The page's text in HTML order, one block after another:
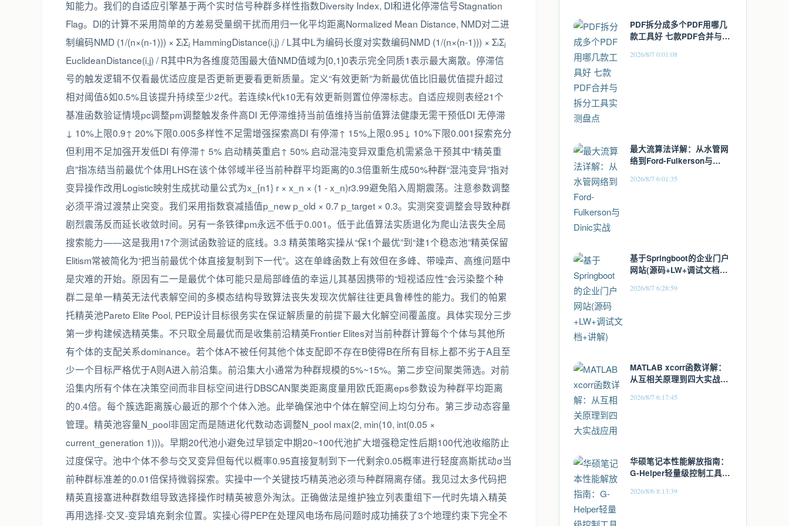
PDF拆分成多个PDF用哪几
款工具好 七款PDF合并与拆
2026/8/7 0:01:08
最大流算法详解：从水管网
络到Ford-Fulkerson与
2026/8/7 6:01:35
基于Springboot的企业门户
网站(源码+LW+调试文档
2026/8/7 6:28:59
MATLAB xcorr函数详解：
从互相关原理到四大实战应
2026/8/7 6:17:45
华硕笔记本性能解放指南：
G-Helper轻量级控制工具全
2026/8/6 8:13:39